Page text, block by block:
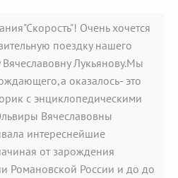
Очень хочется
поездку нашего
Вячеславовну Лукьянову.Мы
оказалось- это
с энциклопедическими
Вячеславовны
интереснейшие
от зарождения
Романовской России и до до